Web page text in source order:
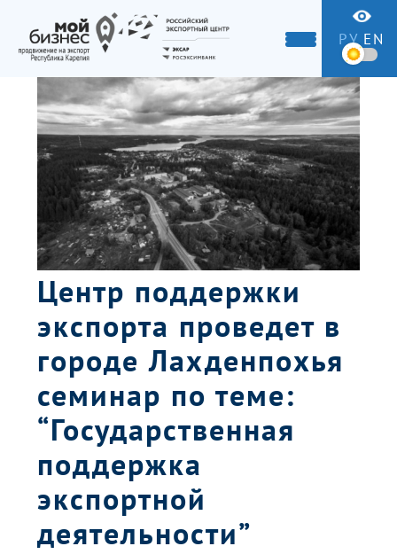
РУ EN
Центр поддержки
экспорта проведет в
городе Лахденпохья
семинар по теме:
“Государственная
поддержка
экспортной
деятельности”